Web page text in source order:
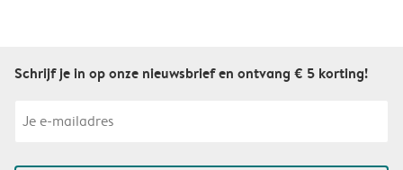
Schrijf je in op onze nieuwsbrief en ontvang € 5 korting!